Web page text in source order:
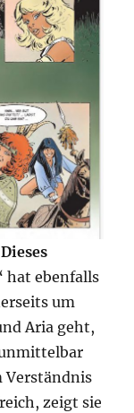
Dieses
hat ebenfalls
um
Aria geht,
Verständnis
zeigt sie